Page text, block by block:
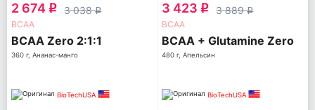
2 674 q 3 038q
ВСАА
BCAA Zero 2:1:1
360 г, Ананас-манго
BioTechUSA
3 423 q 3 889q
ВСАА
BCAA + Glutamine Zero
480 г, Апельсин
BioTechUSA